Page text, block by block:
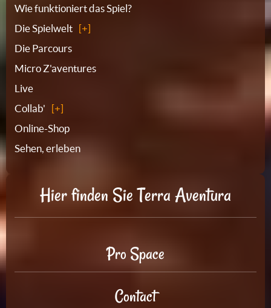
Sitemap
Wie funktioniert das Spiel?
Die Spielwelt
Die Parcours
Micro Z'aventures
Live
Collab'
Online-Shop
Sehen, erleben
Hier finden Sie Terra Aventura
Pro Space
Contact